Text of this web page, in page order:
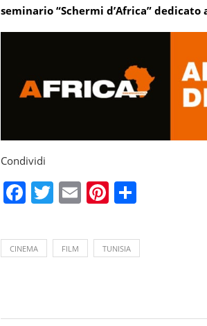
seminario “Schermi d’Africa”
Condividi
Facebook
Twitter
EmailPinterest
CINEMA FILM TUNISIA